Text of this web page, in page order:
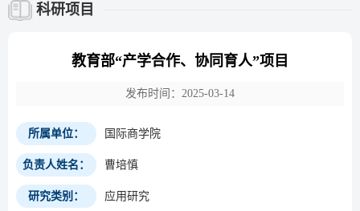
科研项目
教育部“产学合作、协同育人”项目
发布时间：2025-03-14
所属单位： 国际商学院
负责人姓名： 曹培慎
研究类别： 应用研究